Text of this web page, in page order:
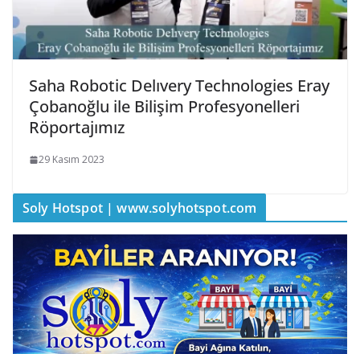
Saha Robotic Delıvery Technologies Eray
Çobanoğlu ile Bilişim Profesyonelleri
Röportajımız
29 Kasım 2023
Soly Hotspot | www.solyhotspot.com